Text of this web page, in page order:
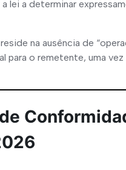
lei a determinar
na ausência de
para o remetente, uma